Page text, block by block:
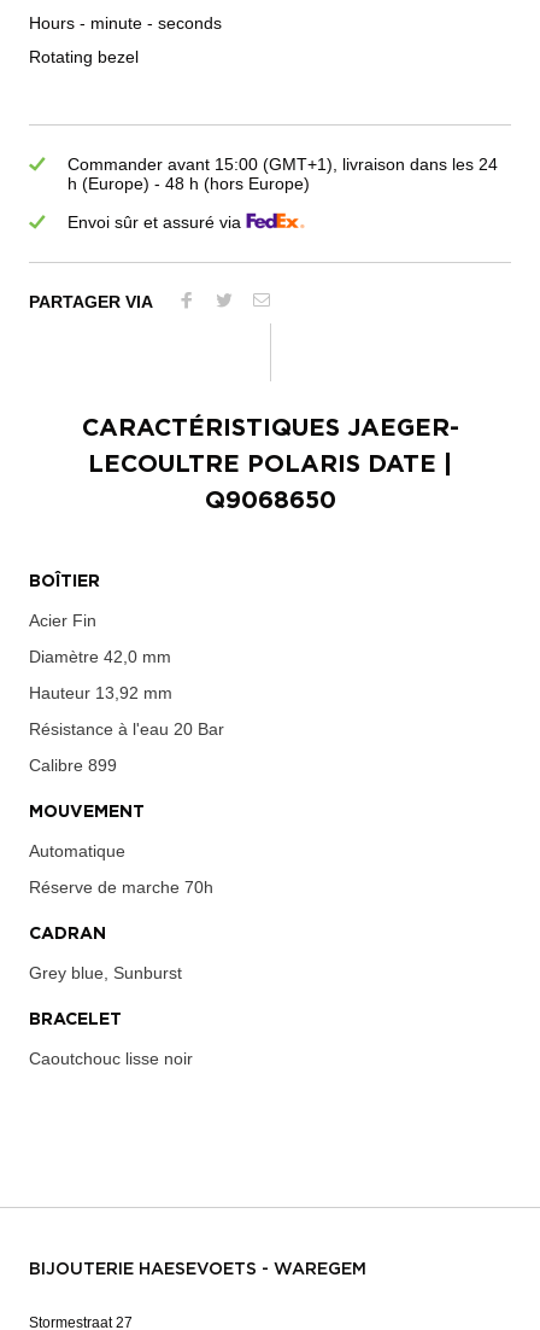
Hours - minute - seconds
Rotating bezel
Commander avant 15:00 (GMT+1), livraison dans les 24
h (Europe) - 48 h (hors Europe)
Envoi sûr et assuré via
PARTAGER VIA
CARACTÉRISTIQUES JAEGER-
LECOULTRE POLARIS DATE
Q9068650
BOÎTIER
Acier Fin
Diamètre 42,0 mm
Hauteur 13,92 mm
Résistance à l'eau 20 Bar
Calibre 899
MOUVEMENT
Automatique
Réserve de marche 70h
CADRAN
Grey blue, Sunburst
BRACELET
Caoutchouc lisse noir
BIJOUTERIE HAESEVOETS - WAREGEM
Stormestraat 27